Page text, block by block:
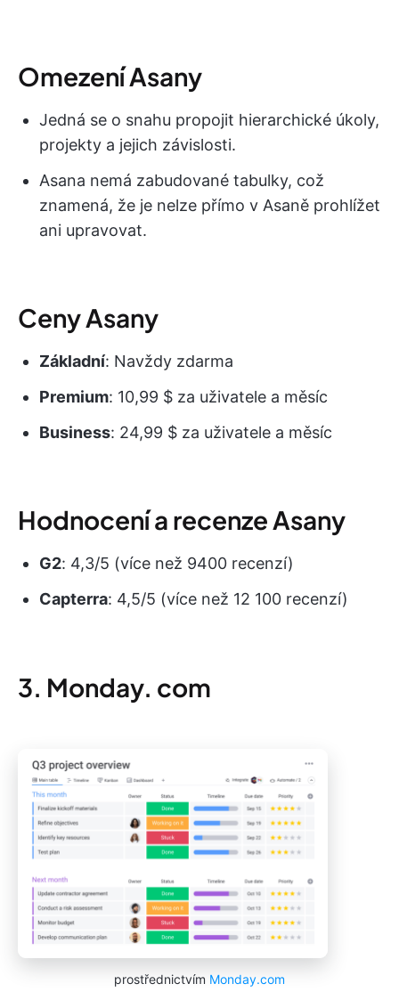
Omezení Asany
Jedná se o snahu propojit hierarchické úkoly,
projekty a jejich závislosti.
Asana nemá zabudované tabulky, což
znamená, že je nelze přímo v Asaně prohlížet
ani upravovat.
Ceny Asany
Základní: Navždy zdarma
Premium: 10,99 $ za uživatele a měsíc
Business: 24,99 $ za uživatele a měsíc
Hodnocení a recenze Asany
G2: 4,3/5 (více než 9400 recenzí)
Capterra: 4,5/5 (více než 12 100 recenzí)
3. Monday. com
prostřednictvím Monday.com